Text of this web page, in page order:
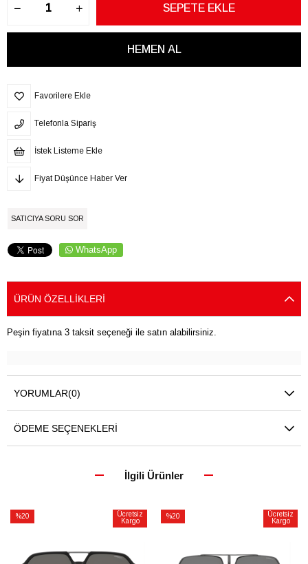
Favorilere Ekle
Telefonla Sipariş
İstek Listeme Ekle
Fiyat Düşünce Haber Ver
SATICIYA SORU SOR
WhatsApp
ÜRÜN ÖZELLIKLERI
Peşin fiyatına 3 taksit seçeneği ile satın alabilirsiniz.
YORUMLAR(0)
ÖDEME SEÇENEKLERI
İlgili Ürünler
%20
Ücretsiz
Kargo
%20
Ücretsiz
Kargo